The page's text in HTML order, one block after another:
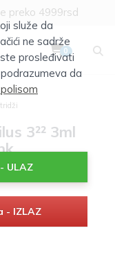
preko 4999rsd
0
3²² 3ml
služe da
ne sadrže
prosleđivati
da
ULAZ
- IZLAZ